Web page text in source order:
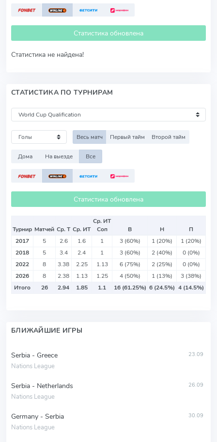
Статистика обновлена
Статистика не найдена!
СТАТИСТИКА ПО ТУРНИРАМ
Весь матч Первый тайм Второй тайм
Дома На выезде Все
Статистика обновлена
Турнир Матчей Ср. Т Ср. ИТ
Ср. ИТ
Соп
В Н
П
2017
5 2.6 1.6 1 3 (60%) 1 (20%)
1 (20%)
2018
5 3.4 2.4 1 3 (60%) 2 (40%)
0 (0%)
2022
8 3.38 2.25 1.13 6 (75%) 2 (25%)
0 (0%)
2026
8 2.38 1.13 1.25 4 (50%) 1 (13%)
3 (38%)
Итого
26 2.94 1.85 1.1 16 (61.25%) 6 (24.5%) 4 (14.5%)
БЛИЖАЙШИЕ ИГРЫ
Serbia - Greece
Nations League
23.09
Serbia - Netherlands
Nations League
26.09
Germany - Serbia
Nations League
30.09